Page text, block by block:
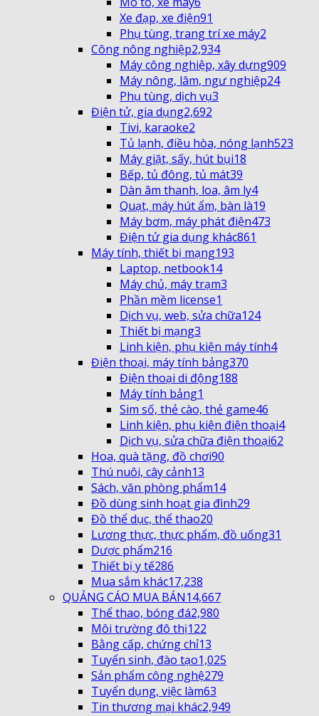
Xe đạp, xe điện91
Phụ tùng, trang trí xe máy2
Công nông nghiệp2,934
Máy công nghiệp, xây dựng909
Máy nông, lâm, ngư nghiệp24
Phụ tùng, dịch vụ3
Điện tử, gia dụng2,692
Tivi, karaoke2
Tủ lạnh, điều hòa, nóng lạnh523
Máy giặt, sấy, hút bụi18
Bếp, tủ đông, tủ mát39
Dàn âm thanh, loa, âm ly4
Quạt, máy hút ẩm, bàn là19
Máy bơm, máy phát điện473
Điện tử gia dụng khác861
Máy tính, thiết bị mạng193
Laptop, netbook14
Máy chủ, máy trạm3
Phần mềm license1
Dịch vụ, web, sửa chữa124
Thiết bị mạng3
Linh kiện, phụ kiện máy tính4
Điện thoại, máy tính bảng370
Điện thoại di động188
Máy tính bảng1
Sim số, thẻ cào, thẻ game46
Linh kiện, phụ kiện điện thoại4
Dịch vụ, sửa chữa điện thoại62
Hoa, quà tặng, đồ chơi90
Thú nuôi, cây cảnh13
Sách, văn phòng phẩm14
Đồ dùng sinh hoạt gia đình29
Đồ thể dục, thể thao20
Lương thực, thực phẩm, đồ uống31
Dược phẩm216
Thiết bị y tế286
Mua sắm khác17,238
QUẢNG CÁO MUA BÁN14,667
Thể thao, bóng đá2,980
Môi trường đô thị122
Bằng cấp, chứng chỉ13
Tuyển sinh, đào tạo1,025
Sản phẩm công nghệ279
Tuyển dụng, việc làm63
Tin thương mại khác2,949